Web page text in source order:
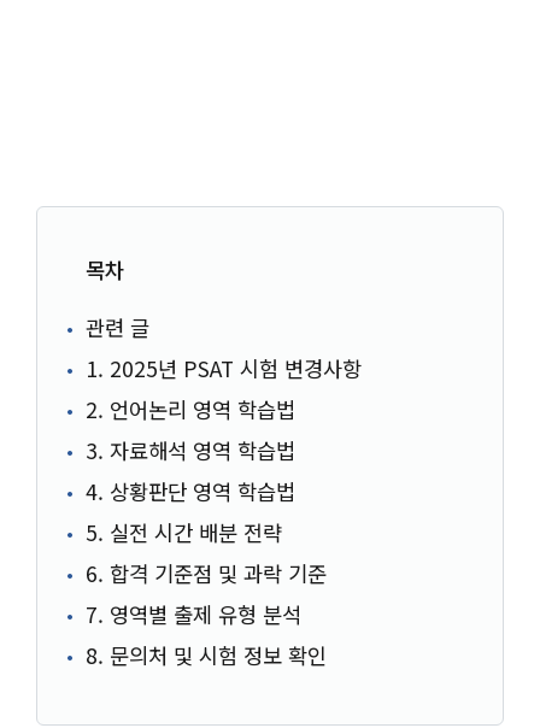
목차
관련 글
1. 2025년 PSAT 시험 변경사항
2. 언어논리 영역 학습법
3. 자료해석 영역 학습법
4. 상황판단 영역 학습법
5. 실전 시간 배분 전략
6. 합격 기준점 및 과락 기준
7. 영역별 출제 유형 분석
8. 문의처 및 시험 정보 확인